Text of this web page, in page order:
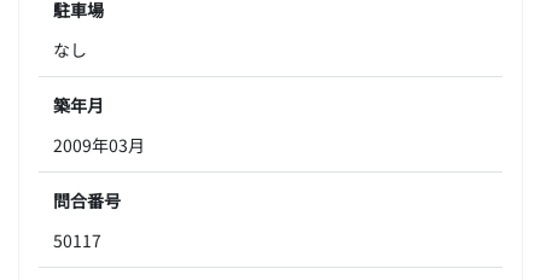
駐車場
なし
築年月
2009年03月
問合番号
50117